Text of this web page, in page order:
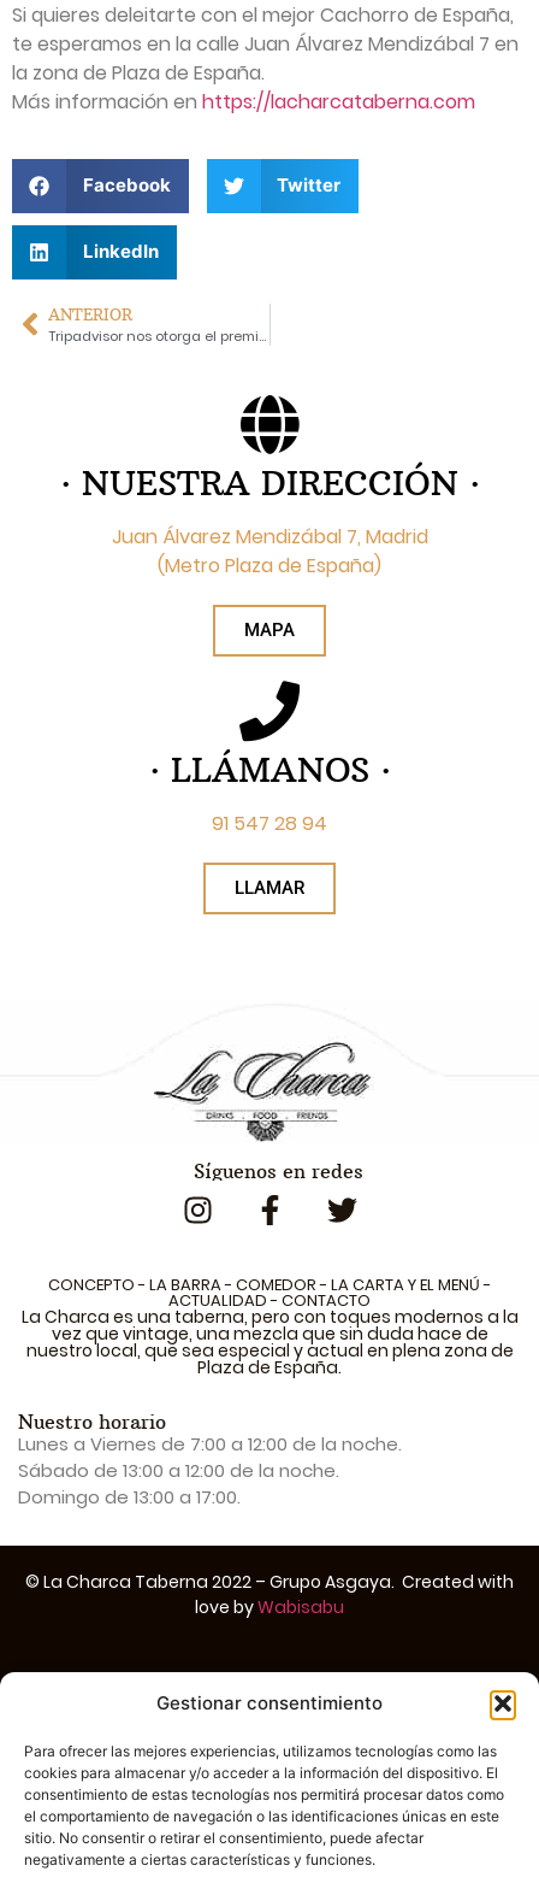
Gestionar consentimiento
Para ofrecer las mejores experiencias, utilizamos tecnologías como las
cookies para almacenar y/o acceder a la información del dispositivo. El
consentimiento de estas tecnologías nos permitirá procesar datos como
el comportamiento de navegación o las identificaciones únicas en este
sitio. No consentir o retirar el consentimiento, puede afectar
negativamente a ciertas características y funciones.
Si quieres deleitarte con el mejor Cachorro de España,
te esperamos en la calle Juan Álvarez Mendizábal 7 en
la zona de Plaza de España.
Más información en https://lacharcataberna.com
Facebook Twitter
LinkedIn
ANTERIOR
Tripadvisor nos otorga el premio Travelers´ Choice 2021
· NUESTRA DIRECCIÓN ·
Juan Álvarez Mendizábal 7, Madrid
(Metro Plaza de España)
MAPA
· LLÁMANOS ·
91 547 28 94
LLAMAR
Síguenos en redes
CONCEPTO- LA BARRA- COMEDOR- LA CARTA Y EL MENÚ-
ACTUALIDAD- CONTACTO
La Charca es una taberna, pero con toques modernos a la
vez que vintage, una mezcla que sin duda hace de
nuestro local, que sea especial y actual en plena zona de
Plaza de España.
Nuestro horario
Lunes a Viernes de 7:00 a 12:00 de la noche.
Sábado de 13:00 a 12:00 de la noche.
Domingo de 13:00 a 17:00.
© La Charca Taberna 2022 – Grupo Asgaya. Created with
love byWabisabu
Política de Privacidad–Política de cookies